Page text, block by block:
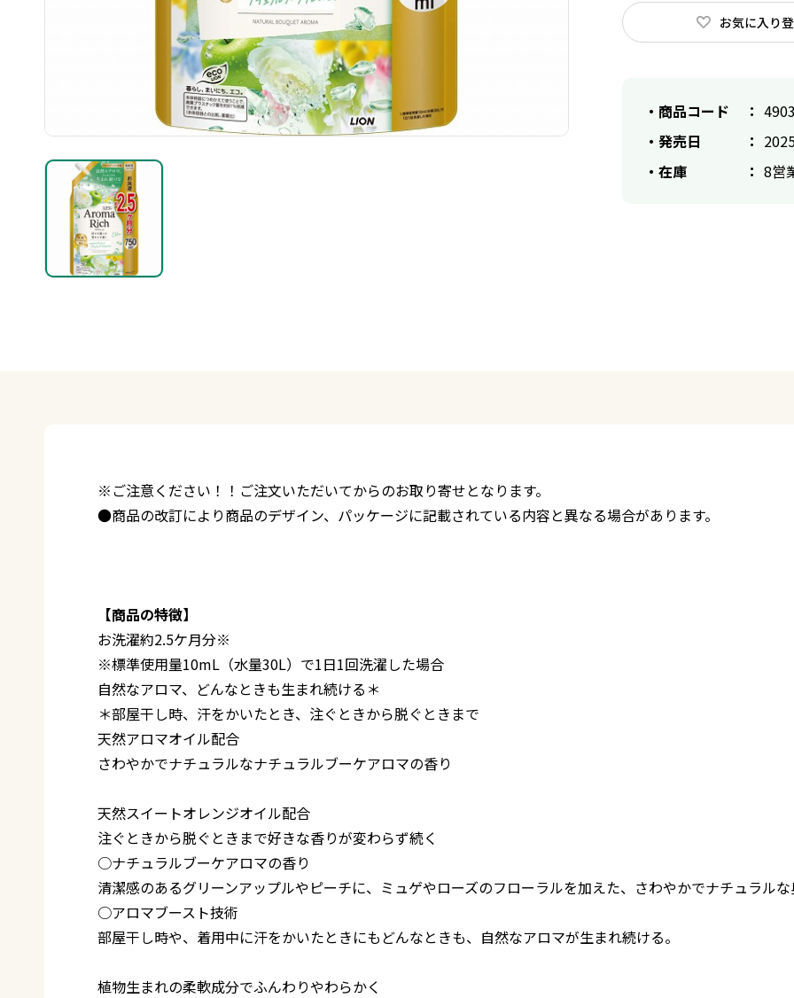
お気に入り
商品コード
発売日
在庫
8営
※ご注意ください！！ご注文いただいてからのお取り寄せとなります。
●商品の改訂により商品のデザイン、パッケージに記載されている内容と異なる場合があります。
【商品の特徴】
お洗濯約2.5ケ月分※
※標準使用量10mL（水量30L）で1日1回洗濯した場合
自然なアロマ、どんなときも生まれ続ける＊
＊部屋干し時、汗をかいたとき、注ぐときから脱ぐときまで
天然アロマオイル配合
さわやかでナチュラルなナチュラルブーケアロマの香り
天然スイートオレンジオイル配合
注ぐときから脱ぐときまで好きな香りが変わらず続く
○ナチュラルブーケアロマの香り
清潔感のあるグリーンアップルやピーチに、ミュゲやローズのフローラルを加えた、さわやかでナチュラルな
○アロマブースト技術
部屋干し時や、着用中に汗をかいたときにもどんなときも、自然なアロマが生まれ続ける。
植物生まれの柔軟成分でふんわりやわらかく